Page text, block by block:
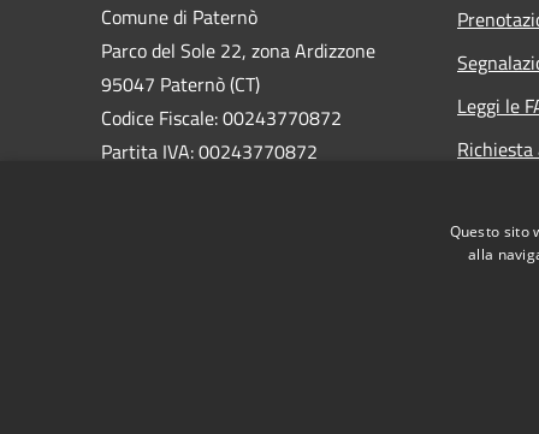
Comune di Paternò
Parco del Sole 22, zona Ardizzone
95047 Paternò (CT)
Codice Fiscale: 00243770872
Partita IVA: 00243770872
Leggi le
Questo sito
alla